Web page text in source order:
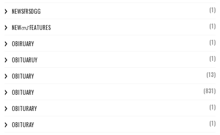
NEWSFRSDGG (1)
NEWസ് FEATURES (1)
OBIRUARY (1)
OBITUARUY (1)
OBITUARY (13)
OBITUARY (831)
OBITURARY (1)
OBITURAY (1)